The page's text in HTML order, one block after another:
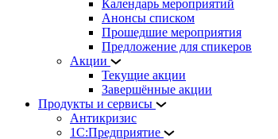
Календарь мероприятий
Анонсы списком
Прошедшие мероприятия
Предложение для спикеров
Акции
Текущие акции
Завершённые акции
Продукты и сервисы
Антикризис
1С:Предприятие